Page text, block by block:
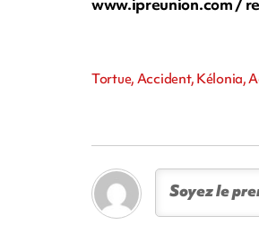
Tortue, Accident, Kélonia,